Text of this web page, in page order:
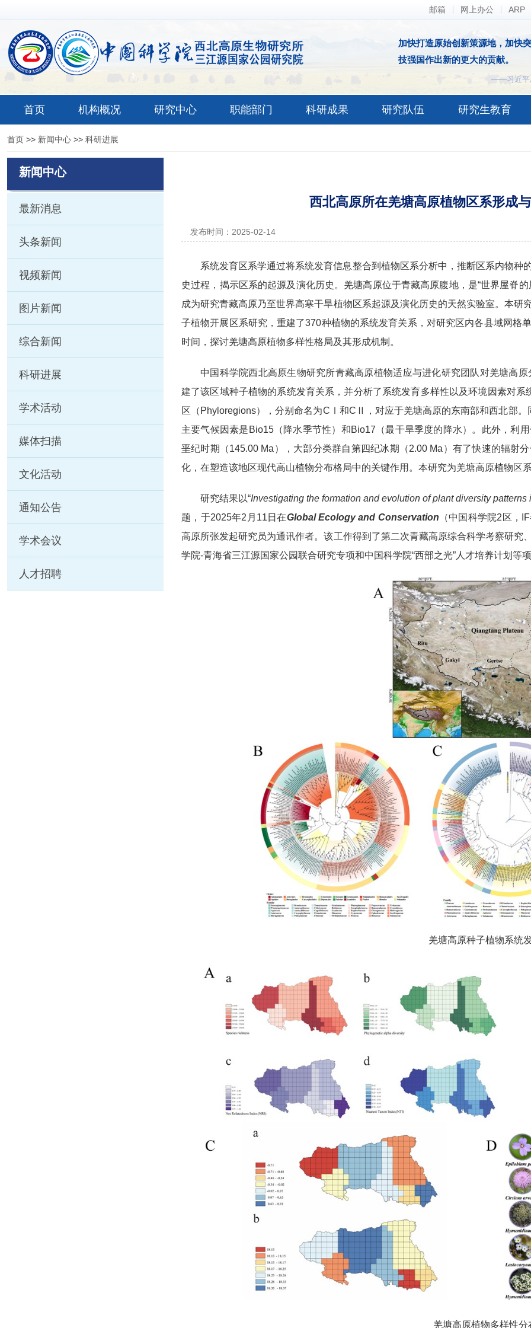
邮箱 网上办公 ARP
加快打造原始创新策源地，加快
技强国作出新的更大的贡献。
——习近平
首页 机构概况 研究中心 职能部门 科研成果 研究队伍 研究生教育
首页 >> 新闻中心 >> 科研进展
新闻中心
最新消息
头条新闻
视频新闻
图片新闻
综合新闻
科研进展
学术活动
媒体扫描
文化活动
通知公告
学术会议
人才招聘
西北高原所在羌塘高原植物区系形成
发布时间：2025-02-14
系统发育区系学通过将系统发育信息整合到植物区系分析中，推断区系内物
史过程，揭示区系的起源及演化历史。羌塘高原位于青藏高原腹地，是“世界屋脊
成为研究青藏高原乃至世界高寒干旱植物区系起源及演化历史的天然实验室。本
子植物开展区系研究，重建了370种植物的系统发育关系，对研究区内各县域网格
时间，探讨羌塘高原植物多样性格局及其形成机制。
中国科学院西北高原生物研究所青藏高原植物适应与进化研究团队对羌塘高
建了该区域种子植物的系统发育关系，并分析了系统发育多样性以及环境因素对
区（Phyloregions），分别命名为CⅠ和CⅡ，对应于羌塘高原的东南部和西北部
主要气候因素是Bio15（降水季节性）和Bio17（最干旱季度的降水）。此外，利
垩纪时期（145.00 Ma），大部分类群自第四纪冰期（2.00 Ma）有了快速的辐射
化，在塑造该地区现代高山植物分布格局中的关键作用。本研究为羌塘高原植物区
研究结果以“Investigating the formation and evolution of plant diversity
题，于2025年2月11日在Global Ecology and Conservation （中国科学院2区，
高原所张发起研究员为通讯作者。该工作得到了第二次青藏高原综合科学考察研
学院-青海省三江源国家公园联合研究专项和中国科学院“西部之光”人才培养计划等
羌塘高原种子植物系统
羌塘高原植物多样性分